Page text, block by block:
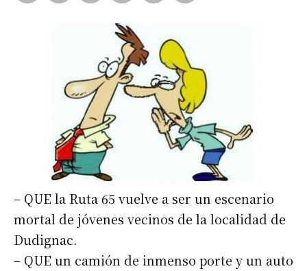
– QUE la Ruta 65 vuelve a ser un escenario
mortal de jóvenes vecinos de la localidad de
Dudignac.
– QUE un camión de inmenso porte y un auto